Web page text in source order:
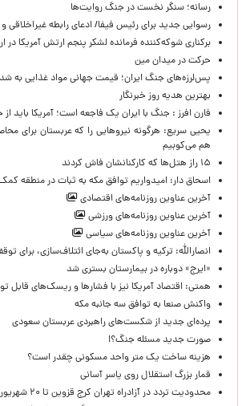
رسانه؛ سنگر نخست در جنگ روایت‌ها
رسوایی جدید برای رئیس فیفا/ ادعای رابطه غیراخلاقی و
برکناری شوکه‌کننده فرمانده لشکر پنجم ارتش آمریکا در
حركت در ميدان مين
پس‌لرزه‌های جنگ ایران؛ قیمت جهانی مواد غذایی به
بهترین هدیه روز خبرنگار
فارن افرز : جنگ با ایران یک فاجعه است؛ آمریکا باید از
یحیی سریع: هرگونه نیروهایی را که عربستان برای
هم می‌کوبیم
۱۵ راز هتل‌ها که کارکنانشان فاش کردند
اسحاق دار: امیدواریم توافق مکه به ثبات در منطقه
آخرین عناوین روزنامه‌های اقتصادی
آخرین عناوین روزنامه‌های ورزشی
آخرین عناوین روزنامه‌های سیاسی
انصارالله: ترکیه و پاکستان به‌جای ائتلاف‌سازی، برای
«ایرج» دوباره در بیمارستان بستری شد
همتی: اقتصاد آمریکا نیز با فشارها و ریسک‌های قابل
واکنش صنعا به توافق سه جانبه مکه
پرده‌ای جدید از شکست‌های راهبردی عربستان سعودی
صورت جدید مسئله جنگ؟!
هزینه ساخت یک متر واحد مسکونی چقدر است؟
قمار بزرگ استقلال روی یاسر آسانی
محدودیت تردد در آزادراه تهران کرج قزوین تا ۲۰ شهریور/ جزئیات